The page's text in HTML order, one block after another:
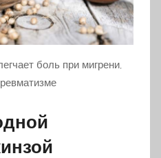
боль при мигрени,